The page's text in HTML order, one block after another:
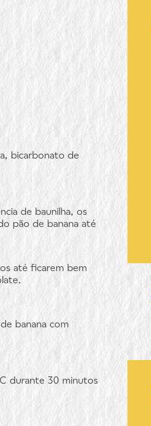
bicarbonato de
de baunilha, os
pão de banana até
até ficarem bem
banana com
durante 30 minutos